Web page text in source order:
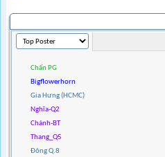
Chấn PG
Bigflowerhorn
Gia Hưng (HCMC)
Nghĩa-Q2
Chánh-BT
Thang_Q5
Đông Q.8